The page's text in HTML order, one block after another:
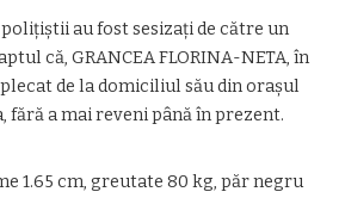
polițiștii au fost sesizați de către un
că, GRANCEA FLORINA-NETA, în
plecat de la domiciliul său din orașul
fără a mai reveni până în prezent.
1.65 cm, greutate 80 kg, păr negru